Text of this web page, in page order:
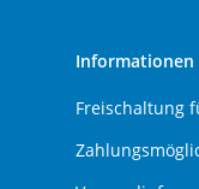
Informationen
Freischaltung